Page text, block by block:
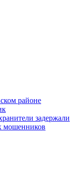
районе
задержали
мошенников